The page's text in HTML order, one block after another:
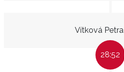
Vítková Petra
28:52